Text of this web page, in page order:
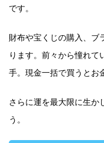
です。
財布や宝くじの購入、ブ
ります。前々から憧れて
手。現金一括で買うとお
さらに運を最大限に生か
う。